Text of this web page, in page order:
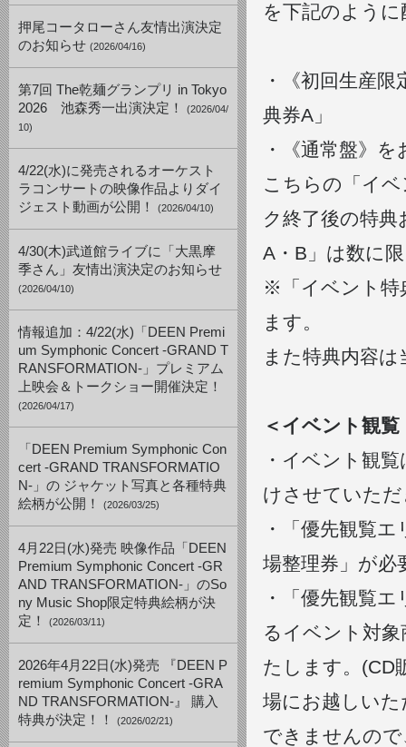
押尾コータローさん友情出演決定
のお知らせ (2026/04/16)
第7回 The乾麺グランプリ in Tokyo
2026 池森秀一出演決定！
(2026/04/
10)
4/22(水)に発売されるオーケスト
ラコンサートの映像作品よりダイ
ジェスト動画が公開！
(2026/04/10)
4/30(木)武道館ライブに「大黒摩
季さん」友情出演決定のお知らせ
(2026/04/10)
情報追加：4/22(水)「DEEN Premi
um Symphonic Concert -GRAND T
RANSFORMATION-」プレミアム
上映会＆トークショー開催決定！
(2026/04/17)
「DEEN Premium Symphonic Con
cert -GRAND TRANSFORMATIO
N-」の ジャケット写真と各種特典
絵柄が公開！
(2026/03/25)
4月22日(水)発売 映像作品「DEEN
Premium Symphonic Concert -GR
AND TRANSFORMATION-」のSo
ny Music Shop限定特典絵柄が決
定！
(2026/03/11)
2026年4月22日(水)発売 『DEEN P
remium Symphonic Concert -GRA
ND TRANSFORMATION-』 購入
特典が決定！！
(2026/02/21)
を下記のよう
・《初回生産
典券A」
・《通常盤》
こちらの「イ
ク終了後の特
A・B」は数に
※「イベント特
ます。
また特典内容
＜イベント観
・イベント観
けさせていた
・「優先観覧
場整理券」が必
・「優先観覧
るイベント対
たします。(CD
場にお越しい
できませんの